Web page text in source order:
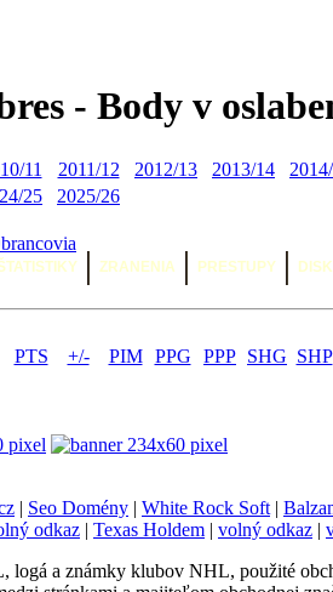
ZRANENIA PRESTUPY
- Body v
11 2011/12 2012/13 2013/14
25
2025/26
PTS +/- PIM PPG PPP SHG SHP
| Seo Domény | White Rock Soft |
odkaz | Texas Holdem | volný odkaz |
a známky klubov NHL, použité